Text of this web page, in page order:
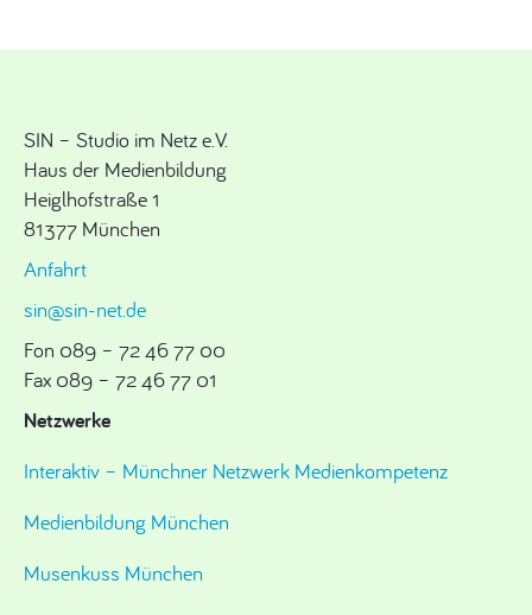
SIN – Studio im Netz e.V.
Haus der Medienbildung
Heiglhofstraße 1
81377 München
Anfahrt
sin@sin-net.de
Fon 089 – 72 46 77 00
Fax 089 – 72 46 77 01
Netzwerke
Interaktiv – Münchner Netzwerk Medienkompetenz
Medienbildung München
Musenkuss München